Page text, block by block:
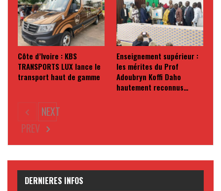
Côte d’Ivoire : KBS
TRANSPORTS LUX lance le
transport haut de gamme
Enseignement supérieur :
les mérites du Prof
Adoubryn Koffi Daho
hautement reconnus…
PREV
NEXT
DERNIERES INFOS